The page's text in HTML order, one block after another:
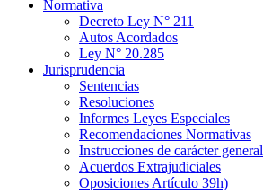
Normativa
Decreto Ley N° 211
Autos Acordados
Ley N° 20.285
Jurisprudencia
Sentencias
Resoluciones
Informes Leyes Especiales
Recomendaciones Normativas
Instrucciones de carácter general
Acuerdos Extrajudiciales
Oposiciones Artículo 39h)